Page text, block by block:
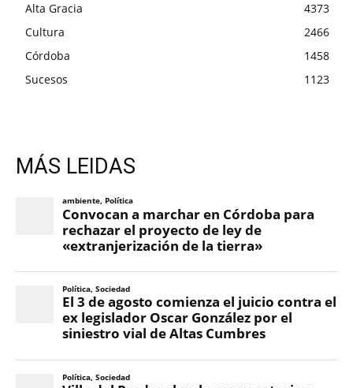
Alta Gracia
4373
Cultura
2466
Córdoba
1458
Sucesos
1123
MÁS LEIDAS